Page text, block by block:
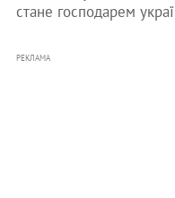
стане господарем
РЕКЛАМА